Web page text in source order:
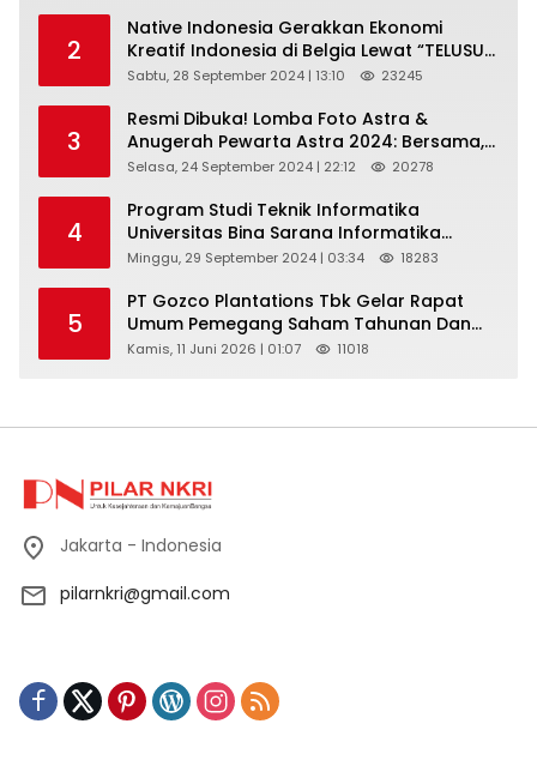
2
Native Indonesia Gerakkan Ekonomi
Kreatif Indonesia di Belgia Lewat “TELUSUR
Kain Indonesia”
Sabtu, 28 September 2024 | 13:10 23245
3
Resmi Dibuka! Lomba Foto Astra &
Anugerah Pewarta Astra 2024: Bersama,
Berkarya, Berkelanjutan
Selasa, 24 September 2024 | 22:12 20278
4
Program Studi Teknik Informatika
Universitas Bina Sarana Informatika
Selenggarakan Pelatihan Pemanfaatan
Pemasaran Pada Forum UMKM
Bojongbaru Kecamatan Bojong Gede
Minggu, 29 September 2024 | 03:34 18283
5
PT Gozco Plantations Tbk Gelar Rapat
Umum Pemegang Saham Tahunan Dan
Paparan Publik 2026 Di Jakarta
Kamis, 11 Juni 2026 | 01:07 11018
Jakarta - Indonesia
pilarnkri@gmail.com